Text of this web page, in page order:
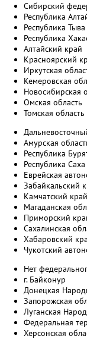
Сибирский
Республика
Республика Тыва
Республика
Алтайский край
Красноярский
Иркутская
Кемеровская
Новосибирская
Омская область
Томская область
Амурская
Республика
Республика
Еврейская
Забайкальский
Камчатский край
Магаданская
Приморский
Сахалинская
Хабаровский
Чукотский
Нет
г. Байконур
Донецкая
Запорожская
Луганская
Федеральная
Херсонская